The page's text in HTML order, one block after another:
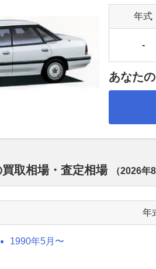
年式
-
あなた
取相場・査定相場 （2026年8
年
1990年5月〜